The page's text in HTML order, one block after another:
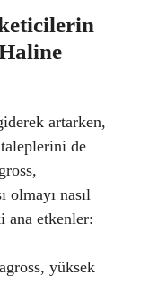
artarken,
de
olmayı nasıl
ana etkenler:
yüksek